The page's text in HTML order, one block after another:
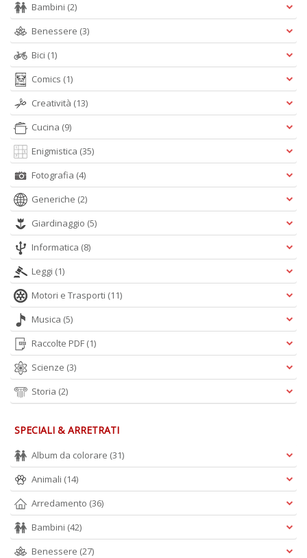
Bambini (2)
Benessere (3)
Bici (1)
Comics (1)
Creatività (13)
Cucina (9)
Enigmistica (35)
Fotografia (4)
Generiche (2)
Giardinaggio (5)
Informatica (8)
Leggi (1)
Motori e Trasporti (11)
Musica (5)
Raccolte PDF (1)
Scienze (3)
Storia (2)
SPECIALI & ARRETRATI
Album da colorare (31)
Animali (14)
Arredamento (36)
Bambini (42)
Benessere (27)